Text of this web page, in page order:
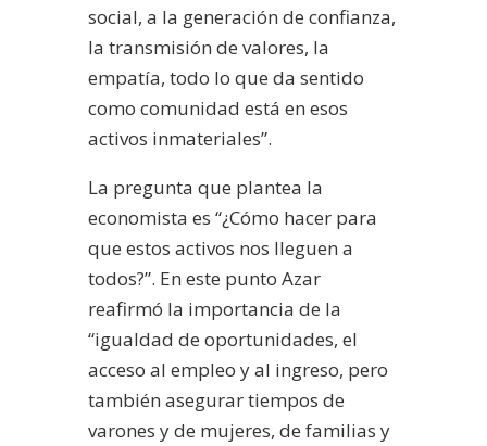
social, a la generación de confianza,
la transmisión de valores, la
empatía, todo lo que da sentido
como comunidad está en esos
activos inmateriales”.
La pregunta que plantea la
economista es “¿Cómo hacer para
que estos activos nos lleguen a
todos?”. En este punto Azar
reafirmó la importancia de la
“igualdad de oportunidades, el
acceso al empleo y al ingreso, pero
también asegurar tiempos de
varones y de mujeres, de familias y